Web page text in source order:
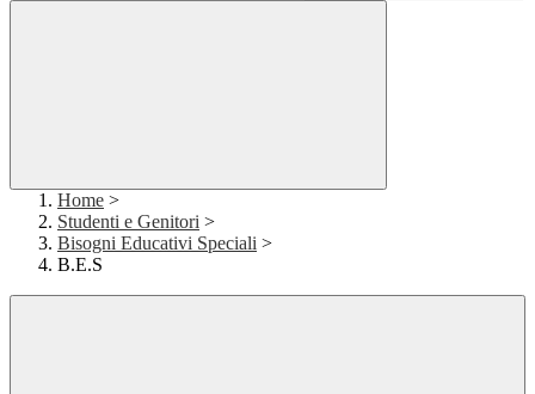
Home >
Studenti e Genitori >
Bisogni Educativi Speciali >
B.E.S